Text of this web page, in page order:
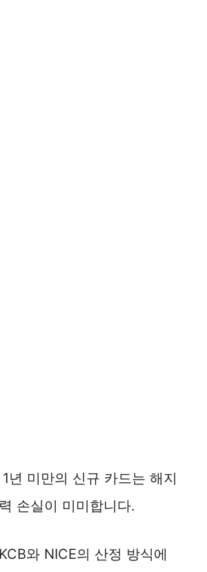
년 미만의 신규 카드는 해지
손실이 미미합니다.
와 NICE의 산정 방식에